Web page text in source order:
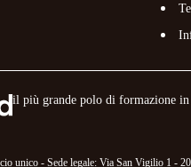
il più grande polo di formazione
unico - Sede legale: Via San Vigilio 1 -